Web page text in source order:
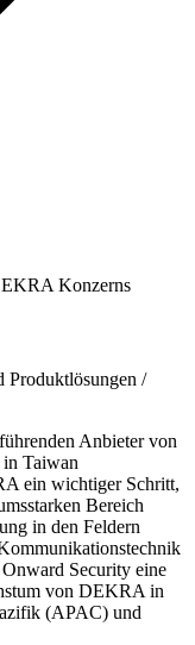
Konzerns
Produktlösungen /
Anbieter von
Taiwan
ein wichtiger Schritt,
Bereich
in den Feldern
Security eine
von DEKRA in
(APAC) und